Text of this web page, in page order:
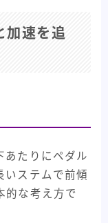
加速を追
あたりにペダル
いステムで前傾
的な考え方で